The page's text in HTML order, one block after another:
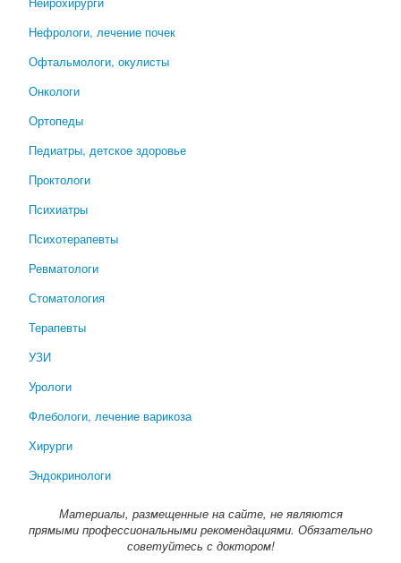
Нефрологи, лечение почек
Офтальмологи, окулисты
Онкологи
Ортопеды
Педиатры, детское здоровье
Проктологи
Психиатры
Психотерапевты
Ревматологи
Стоматология
Терапевты
УЗИ
Урологи
Флебологи, лечение варикоза
Хирурги
Эндокринологи
Материалы, размещенные на сайте, не являются
прямыми профессиональными рекомендациями. Обязательно
советуйтесь с доктором!